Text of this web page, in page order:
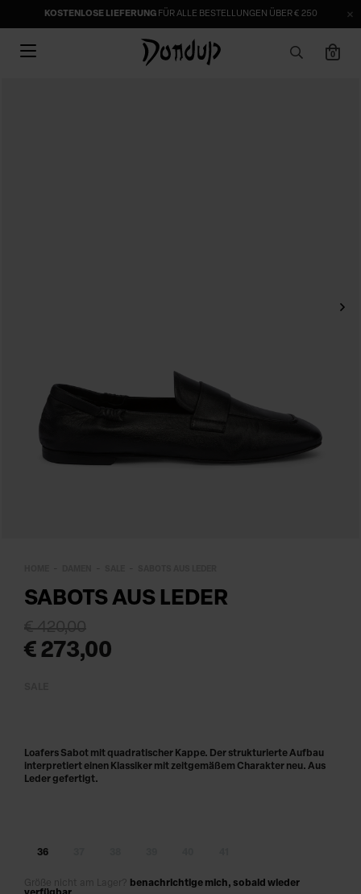
KOSTENLOSE LIEFERUNGFÜR ALLE BESTELLUNGEN ÜBER € 250
0
SABOTS AUS LEDER
€ 273,00
€ 420,00
36
Größe nicht am Lager? benachrichtige mich, sobald wieder
Loafers Sabot mit quadratischer Kappe. Der strukturierte Aufbau
interpretiert einen Klassiker mit zeitgemäßem Charakter neu. Aus
Leder gefertigt.